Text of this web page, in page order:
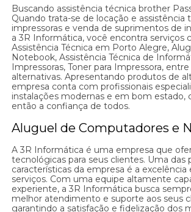
Buscando assistência técnica brother
Quando trata-se de locação e assistência
impressoras e venda de suprimentos de
a 3R Informática, você encontra serviços
Assistência Técnica em Porto Alegre,
Notebook, Assistência Técnica de
Impressoras, Toner para Impressora,
alternativas. Apresentando produtos de
empresa conta com profissionais
instalações modernas e em bom estado,
então a confiança de todos.
Aluguel de Computadores e
A 3R Informática é uma empresa que
tecnológicas para seus clientes. Uma das
características da empresa é a excelência
serviços. Com uma equipe altamente
experiente, a 3R Informática busca
melhor atendimento e suporte aos seus
garantindo a satisfação e fidelização dos